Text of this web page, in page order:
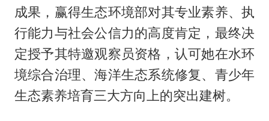
成果，赢得生态环境部对其专业素养、执
行能力与社会公信力的高度肯定，最终决
定授予其特邀观察员资格，认可她在水环
境综合治理、海洋生态系统修复、青少年
生态素养培育三大方向上的突出建树。